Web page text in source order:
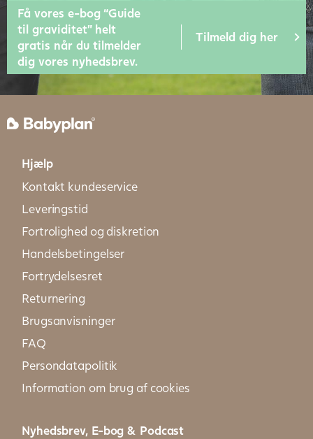
Få vores e-bog “Guide
til graviditet” helt
gratis når du tilmelder
dig vores nyhedsbrev.
Tilmeld dig her
Hjælp
Kontakt kundeservice
Leveringstid
Fortrolighed og diskretion
Handelsbetingelser
Fortrydelsesret
Returnering
Brugsanvisninger
FAQ
Persondatapolitik
Information om brug af cookies
Nyhedsbrev, E-bog & Podcast